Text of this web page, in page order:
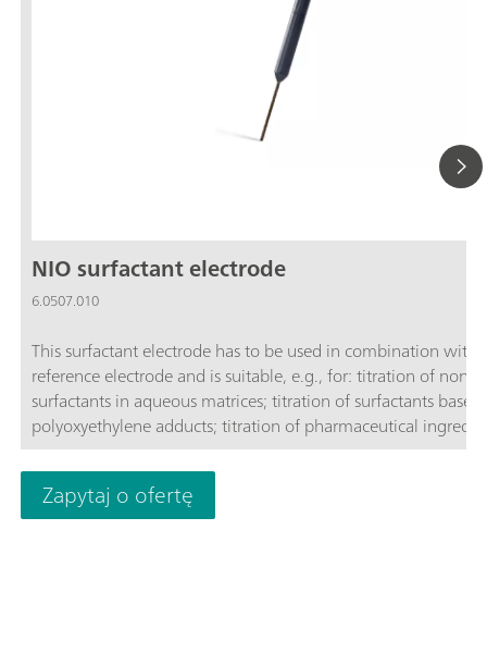
NIO surfactant electrode
6.0507.010
This surfactant electrode has to be used in combination with
reference electrode and is suitable, e.g., for: titration of non-
surfactants in aqueous matrices; titration of surfactants
polyoxyethylene adducts; titration of pharmaceutical
using sodium tetraphenylborate;
Zapytaj o ofertę